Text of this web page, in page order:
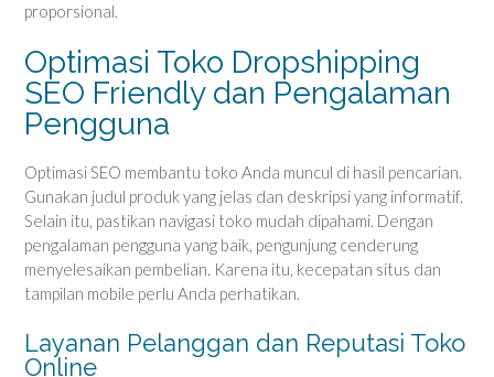
proporsional.
Optimasi Toko Dropshipping
SEO Friendly dan Pengalaman
Pengguna
Optimasi SEO membantu toko Anda muncul di hasil pencarian.
Gunakan judul produk yang jelas dan deskripsi yang informatif.
Selain itu, pastikan navigasi toko mudah dipahami. Dengan
pengalaman pengguna yang baik, pengunjung cenderung
menyelesaikan pembelian. Karena itu, kecepatan situs dan
tampilan mobile perlu Anda perhatikan.
Layanan Pelanggan dan Reputasi Toko
Online